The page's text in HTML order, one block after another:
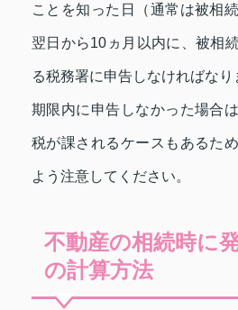
ことを知った日（通常は被相
翌日から10ヵ月以内に、被相
る税務署に申告しなければなり
期限内に申告しなかった場合
税が課されるケースもあるた
よう注意してください。
不動産の相続時に
の計算方法